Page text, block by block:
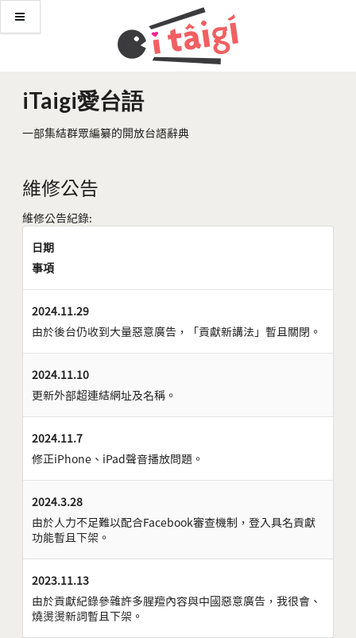
iTaigi愛台語
一部集結群眾編纂的開放台語辭典
維修公告
維修公告紀錄:
日期
事項
2024.11.29
由於後台仍收到大量惡意廣告，「貢獻新講法」暫且關閉。
2024.11.10
更新外部超連結網址及名稱。
2024.11.7
修正iPhone、iPad聲音播放問題。
2024.3.28
由於人力不足難以配合Facebook審查機制，登入具名貢獻
功能暫且下架。
2023.11.13
由於貢獻紀錄參雜許多腥羶內容與中國惡意廣告，我很會、
燒燙燙新詞暫且下架。